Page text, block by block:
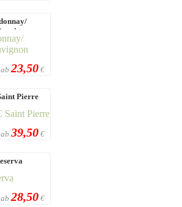
23,50 €
Pierre
39,50 €
28,50 €